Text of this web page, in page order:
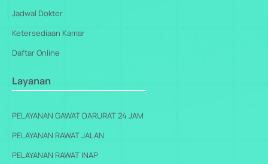
Jadwal Dokter
Ketersediaan Kamar
Daftar Online
Layanan
PELAYANAN GAWAT DARURAT 24 JAM
PELAYANAN RAWAT JALAN
PELAYANAN RAWAT INAP